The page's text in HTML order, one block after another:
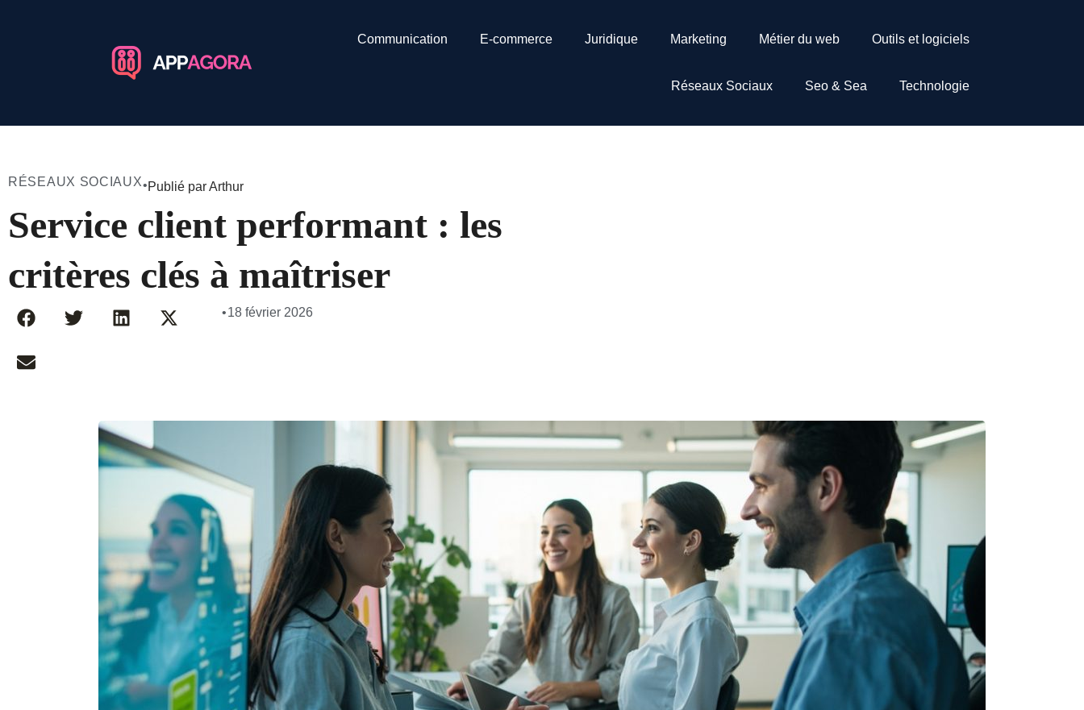
Communication E-commerce Juridique Marketing Métier du web Outils et logiciels
Réseaux Sociaux Seo & Sea Technologie
RÉSEAUX SOCIAUX•Publié par Arthur
Service client performant : les
critères clés à maîtriser
•18 février 2026